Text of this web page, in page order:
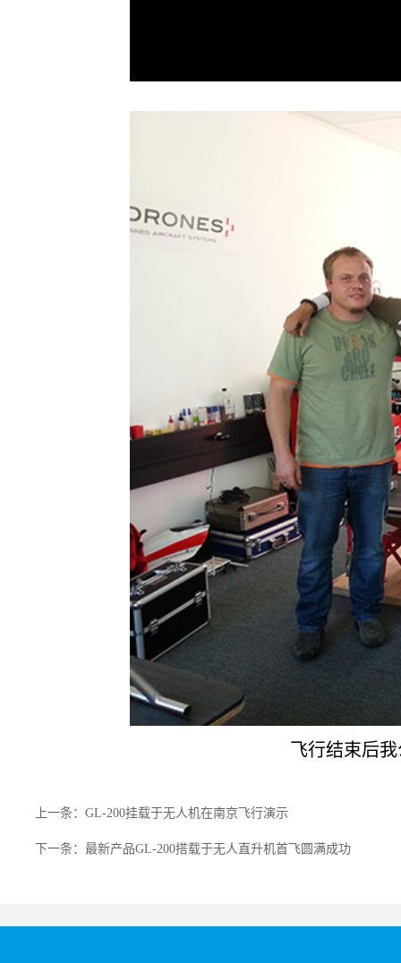
飞行结束后
上一条：GL-200挂载于无人机在南京飞行演示
下一条：最新产品GL-200搭载于无人直升机首飞圆满成功